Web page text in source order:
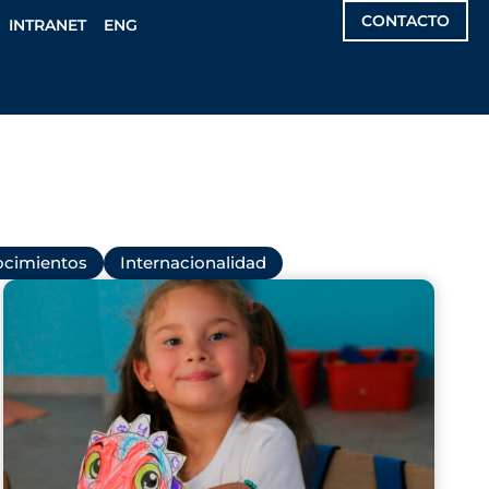
INTRANET ENG CONTACTO
Internacionalidad